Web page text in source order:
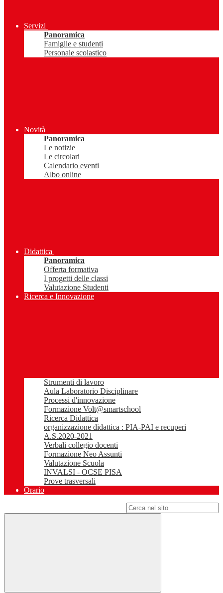
Servizi
Panoramica
Famiglie e studenti
Personale scolastico
Novità
Panoramica
Le notizie
Le circolari
Calendario eventi
Albo online
Didattica
Panoramica
Offerta formativa
I progetti delle classi
Valutazione Studenti
Ricerca e Innovazione
Strumenti di lavoro
Aula Laboratorio Disciplinare
Processi d'innovazione
Formazione Volt@smartschool
Ricerca Didattica
organizzazione didattica : PIA-PAI e recuperi
A.S.2020-2021
Verbali collegio docenti
Formazione Neo Assunti
Valutazione Scuola
INVALSI - OCSE PISA
Prove trasversali
Orario